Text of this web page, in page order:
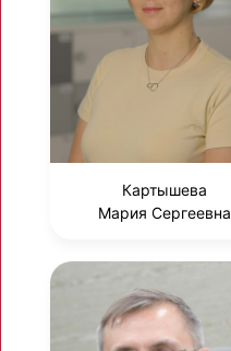
Картышева
Мария Сергеевна